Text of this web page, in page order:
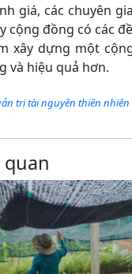
giá, các chuyên
cộng đồng có các
xây dựng một
và hiệu quả hơn.
trị tài nguyên thiên
quan